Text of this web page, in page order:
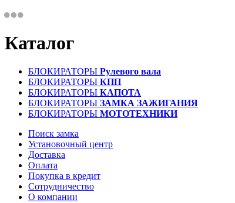
Каталог
БЛОКИРАТОРЫ Рулевого вала
БЛОКИРАТОРЫ КПП
БЛОКИРАТОРЫ КАПОТА
БЛОКИРАТОРЫ ЗАМКА ЗАЖИГАНИЯ
БЛОКИРАТОРЫ МОТОТЕХНИКИ
Поиск замка
Установочный центр
Доставка
Оплата
Покупка в кредит
Сотрудничество
О компании